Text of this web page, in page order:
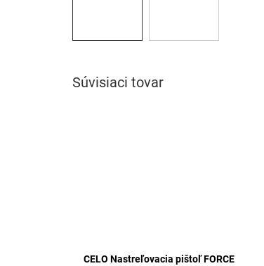
Súvisiaci tovar
CELO Nastreľovacia pištoľ FORCE